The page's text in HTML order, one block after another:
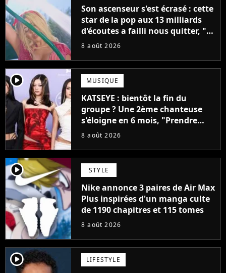
Son ascenseur s'est écrasé : cette
star de la pop aux 13 milliards
d'écoutes a failli nous quitter, "Je
pensais ne plus jamais chanter"
8 août 2026
player2 MUSIQUE
KATSEYE : bientôt la fin du
groupe ? Une 2ème chanteuse
s'éloigne en 6 mois, "Prendre
cette décision n’a pas été facile"
8 août 2026
player2 STYLE
Nike annonce 3 paires de Air Max
Plus inspirées d'un manga culte
de 1190 chapitres et 115 tomes
8 août 2026
player2 LIFESTYLE